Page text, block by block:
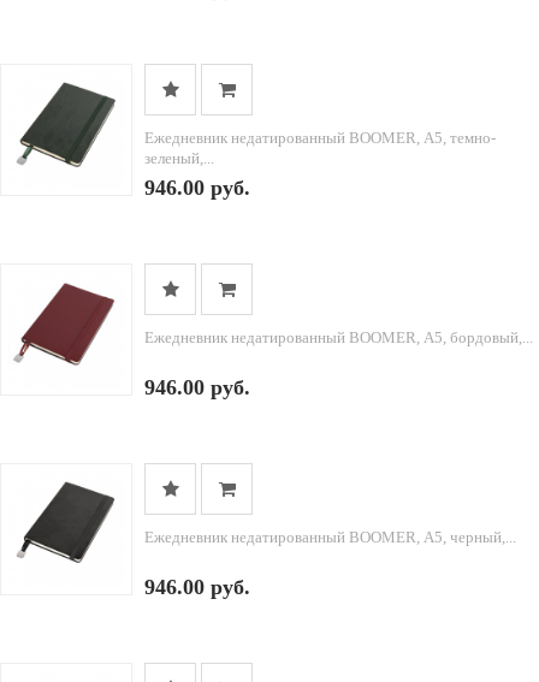
Ежедневник недатированный BOOMER, А5, темно-
зеленый,...
946.00 руб.
Ежедневник недатированный BOOMER, А5, бордовый,...
946.00 руб.
Ежедневник недатированный BOOMER, А5, черный,...
946.00 руб.